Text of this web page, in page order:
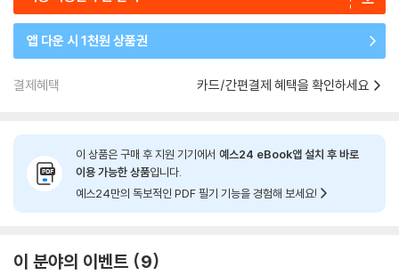
앱 다운 시 1천원 상품권
결제혜택 카드/간편결제 혜택을 확인하세요
이 상품은 구매 후 지원 기기에서 예스24 eBook앱 설치 후 바로
이용 가능한 상품입니다.
예스24만의 독보적인 PDF 필기 기능을 경험해 보세요!
이 분야의 이벤트 9